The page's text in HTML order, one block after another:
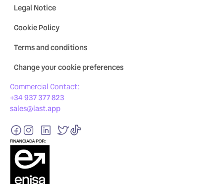
Legal Notice
Cookie Policy
Terms and conditions
Change your cookie preferences
Commercial Contact:
+34 937 377 823
sales@last.app